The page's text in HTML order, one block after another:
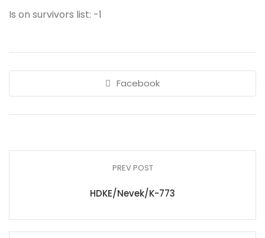
Is on survivors list: -1
Facebook
PREV POST
HDKE/Nevek/K-773